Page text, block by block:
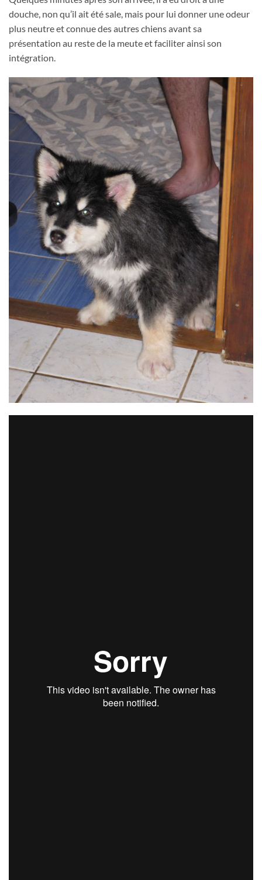
douche, non qu’il ait été sale, mais pour lui donner une odeur
plus neutre et connue des autres chiens avant sa
présentation au reste de la meute et faciliter ainsi son
intégration.